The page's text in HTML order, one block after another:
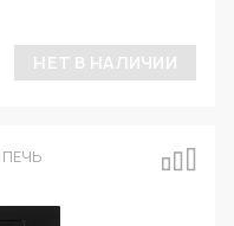
НЕТ В НАЛИЧИИ